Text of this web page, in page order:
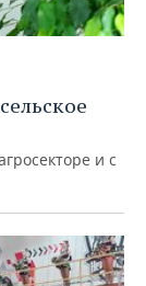
и с